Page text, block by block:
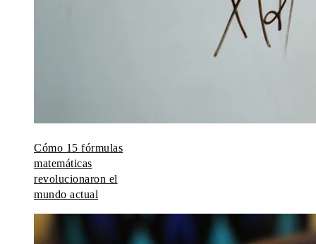
Cómo 15 fórmulas
matemáticas
revolucionaron el
mundo actual